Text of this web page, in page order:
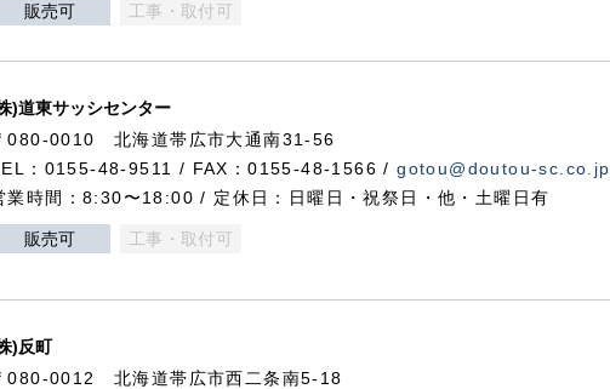
販売可 工事・取付可
)道東サッシセンター
080-0010 北海道帯広市大通南31-56
：0155-48-9511 / FAX：0155-48-1566 /gotou@doutou-sc.co.jp
業時間：8:30〜18:00 / 定休日：日曜日・祝祭日・他・土曜日有
販売可 工事・取付可
)反町
080-0012 北海道帯広市西二条南5-18